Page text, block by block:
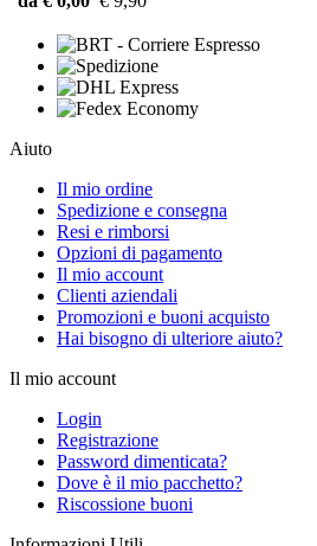
Aiuto
Il mio ordine
Spedizione e consegna
Resi e rimborsi
Opzioni di pagamento
Il mio account
Clienti aziendali
Promozioni e buoni acquisto
Hai bisogno di ulteriore aiuto?
Il mio account
Login
Registrazione
Password dimenticata?
Dove è il mio pacchetto?
Riscossione buoni